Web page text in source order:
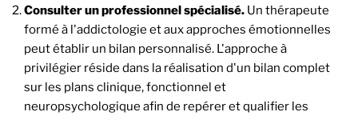
Consulter un professionnel spécialisé. Un thérapeute
formé à l'addictologie et aux approches émotionnelles
peut établir un bilan personnalisé. L'approche à
privilégier réside dans la réalisation d'un bilan complet
sur les plans clinique, fonctionnel et
neuropsychologique afin de repérer et qualifier les